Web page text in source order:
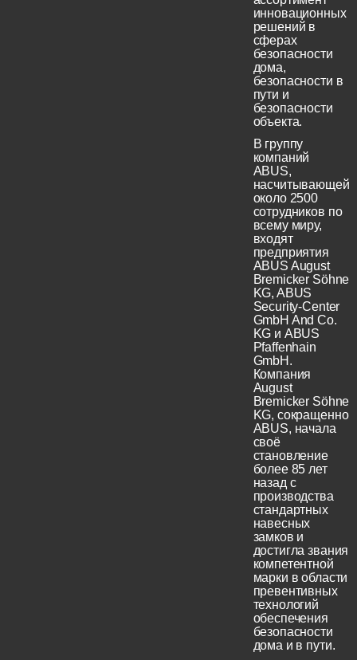
инновационных
решений в
сферах
безопасности
дома,
безопасности в
пути и
безопасности
объекта.
В группу
компаний
ABUS,
насчитывающей
около 2500
сотрудников по
всему миру,
входят
предприятия
ABUS August
Bremicker Söhne
KG, ABUS
Security-Center
GmbH And Co.
KG и ABUS
Pfaffenhain
GmbH.
Компания
August
Bremicker Söhne
KG, сокращенно
ABUS, начала
своё
становление
более 85 лет
назад с
производства
стандартных
навесных
замков и
достигла звания
компетентной
марки в области
превентивных
технологий
обеспечения
безопасности
дома и в пути.